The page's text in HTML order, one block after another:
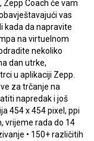
Coach će vam
vas
kada da napravite
na virtuelnom
nekoliko
dan utrke,
u aplikaciji Zepp.
za trčanje na
napredak i još
454 x 454 pixel, ppi
vrijeme rada do 14
• 150+ različitih